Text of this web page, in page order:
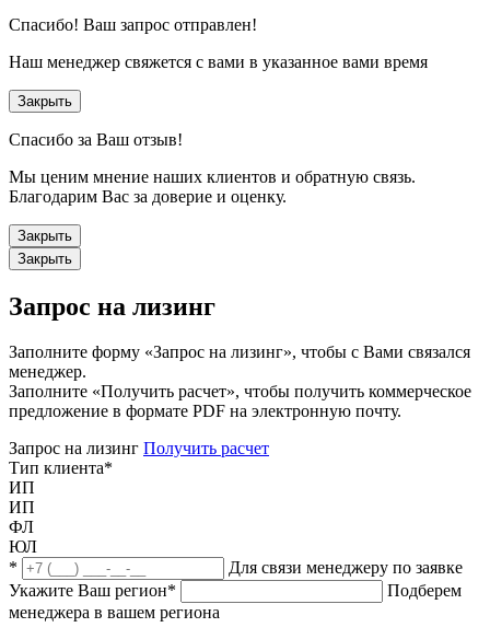
Спасибо! Ваш запрос отправлен!
Наш менеджер свяжется с вами в указанное вами время
Закрыть
Спасибо за Ваш отзыв!
Мы ценим мнение наших клиентов и обратную связь.
Благодарим Вас за доверие и оценку.
Закрыть
Закрыть
Запрос на лизинг
Заполните форму «Запрос на лизинг», чтобы с Вами связался
менеджер.
Заполните «Получить расчет», чтобы получить коммерческое
предложение в формате PDF на электронную почту.
Запрос на лизинг Получить расчет
Тип клиента*
ИП
ИП
ФЛ
ЮЛ
*
Для связи менеджеру по заявке
Укажите Ваш регион*
Подберем
менеджера в вашем региона